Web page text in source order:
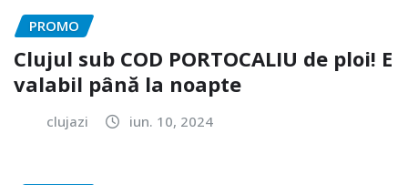
PROMO
Clujul sub COD PORTOCALIU de ploi! E
valabil până la noapte
clujazi iun. 10, 2024